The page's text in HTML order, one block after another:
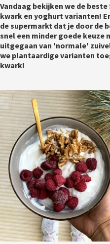
Vandaag bekijken we de beste
kwark en yoghurt varianten!
de supermarkt dat je door de
snel een minder goede keuze
uitgegaan van 'normale'
we plantaardige varianten
kwark!